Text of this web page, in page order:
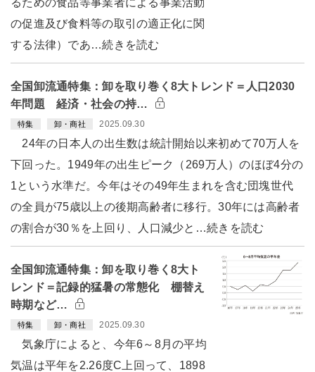
の促進及び食料等の取引の適正化に関
する法律）であ…続きを読む
全国卸流通特集：卸を取り巻く8大トレンド＝人口2030
年問題 経済・社会の持…
特集 卸・商社 2025.09.30
24年の日本人の出生数は統計開始以来初めて70万人を
下回った。1949年の出生ピーク（269万人）のほぼ4分の
1という水準だ。今年はその49年生まれを含む団塊世代
の全員が75歳以上の後期高齢者に移行。30年には高齢者
の割合が30％を上回り、人口減少と…続きを読む
全国卸流通特集：卸を取り巻く8大ト
レンド＝記録的猛暑の常態化 棚替え
時期など…
特集 卸・商社 2025.09.30
気象庁によると、今年6～8月の平均
気温は平年を2.26度C上回って、1898